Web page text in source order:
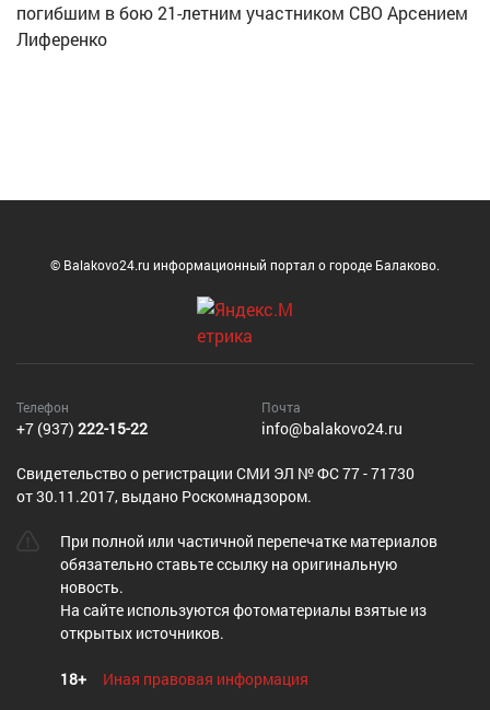
погибшим в бою 21-летним участником СВО Арсением
Лиференко
© Balakovo24.ru информационный портал о городе Балаково.
Телефон
+7 (937) 222-15-22
Почта
info@balakovo24.ru
Cвидетельство о регистрации СМИ ЭЛ № ФС 77 - 71730
от 30.11.2017, выдано Роскомнадзором.
При полной или частичной перепечатке материалов
обязательно ставьте ссылку на оригинальную
новость.
На сайте используются фотоматериалы взятые из
открытых источников.
18+ Иная правовая информация